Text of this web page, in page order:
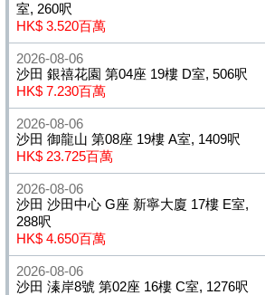
室, 260呎
HK$ 3.520百萬
2026-08-06
沙田 銀禧花園 第04座 19樓 D室, 506呎
HK$ 7.230百萬
2026-08-06
沙田 御龍山 第08座 19樓 A室, 1409呎
HK$ 23.725百萬
2026-08-06
沙田 沙田中心 G座 新寧大廈 17樓 E室,
288呎
HK$ 4.650百萬
2026-08-06
沙田 溱岸8號 第02座 16樓 C室, 1276呎